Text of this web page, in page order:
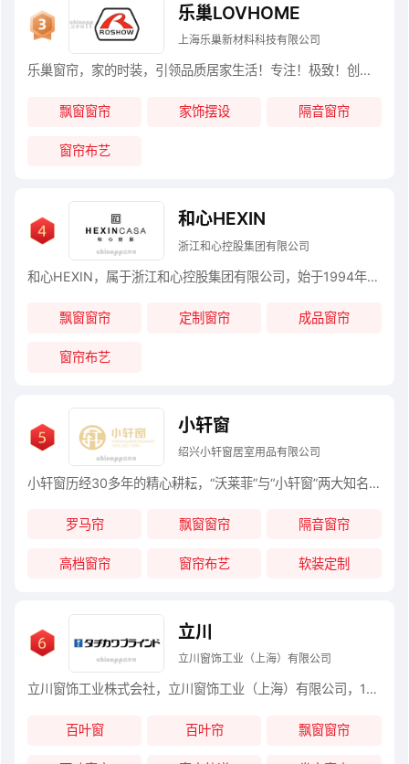
乐巢LOVHOME
上海乐巢新材料科技有限公司
乐巢窗帘，家的时装，引领品质居家生活！专注！极致！创新！12年风格研究，12年中高端市场考验，造就Lovhome乐巢家居专业与实力,如今Lovhome乐巢家居已是深受消费者喜爱的全屋窗帘整体定制O2O品牌。“互联网+”时代来临，Lovhome乐巢家居全面实施线上＆线下（O2O）全渠道布局，坚持“一切以用户为中心”，为85后互联网原住民带来轻奢新时尚，2015年更投入巨资致力于智能窗帘和智能家居。
飘窗窗帘 家饰摆设 隔音窗帘
窗帘布艺
和心HEXIN
浙江和心控股集团有限公司
和心HEXIN，属于浙江和心控股集团有限公司，始于1994年，浙江省著名商标，《纺织品装饰用涂层织物》标准起草单位，以纺织织造为主，跨行业经营的综合型企业集团。
飘窗窗帘 定制窗帘 成品窗帘
窗帘布艺
小轩窗
绍兴小轩窗居室用品有限公司
小轩窗历经30多年的精心耕耘，“沃莱菲”与“小轩窗”两大知名品牌不断吸引着新的经销商加入。在国内，小轩窗已拥有300多家核心经销商和1000多家普通合作经销商，而这张销售网络仍在不断壮大。在国外，集团业务已延伸至海外60多个国家，成为家纺行业中的一颗璀璨明星。
罗马帘 飘窗窗帘 隔音窗帘
高档窗帘 窗帘布艺 软装定制
立川
立川窗饰工业（上海）有限公司
立川窗饰工业株式会社，立川窗饰工业（上海）有限公司，1938年创立于日本，百叶窗、布艺窗饰和空间隔断产品供应商，全球窗饰产品的顶尖厂家。
百叶窗 百叶帘 飘窗窗帘